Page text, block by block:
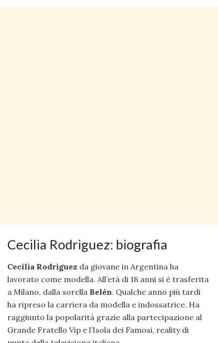
Cecilia Rodriguez: biografia
Cecilia Rodriguez da giovane in Argentina ha
lavorato come modella. All’età di 18 anni si è trasferita
a Milano, dalla sorella Belén. Qualche anno più tardi
ha ripreso la carriera da modella e indossatrice. Ha
raggiunto la popolarità grazie alla partecipazione al
Grande Fratello Vip e l’Isola dei Famosi, reality di